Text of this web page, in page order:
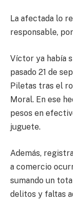
La afectada lo
responsable,
Víctor ya había
pasado 21 de
Piletas tras el
Moral. En ese
pesos en
juguete.
Además,
a comercio
sumando un
delitos y faltas